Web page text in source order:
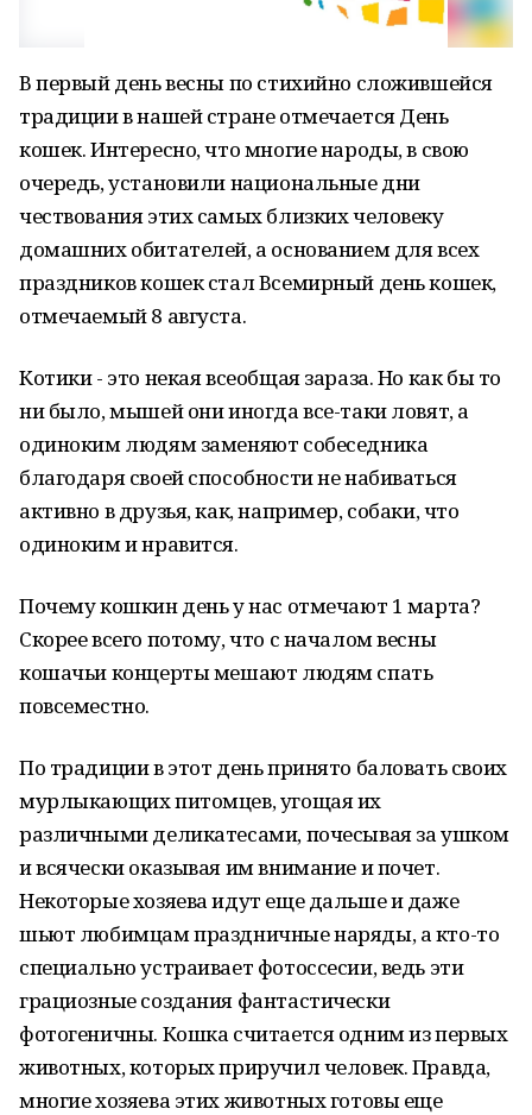
В первый день весны по стихийно сложившейся
традиции в нашей стране отмечается День
кошек. Интересно, что многие народы, в свою
очередь, установили национальные дни
чествования этих самых близких человеку
домашних обитателей, а основанием для всех
праздников кошек стал Всемирный день кошек,
отмечаемый 8 августа.
Котики - это некая всеобщая зараза. Но как бы то
ни было, мышей они иногда все-таки ловят, а
одиноким людям заменяют собеседника
благодаря своей способности не набиваться
активно в друзья, как, например, собаки, что
одиноким и нравится.
Почему кошкин день у нас отмечают 1 марта?
Скорее всего потому, что с началом весны
кошачьи концерты мешают людям спать
повсеместно.
По традиции в этот день принято баловать своих
мурлыкающих питомцев, угощая их
различными деликатесами, почесывая за ушком
и всячески оказывая им внимание и почет.
Некоторые хозяева идут еще дальше и даже
шьют любимцам праздничные наряды, а кто-то
специально устраивает фотоссесии, ведь эти
грациозные создания фантастически
фотогеничны. Кошка считается одним из первых
животных, которых приручил человек. Правда,
многие хозяева этих животных готовы еще